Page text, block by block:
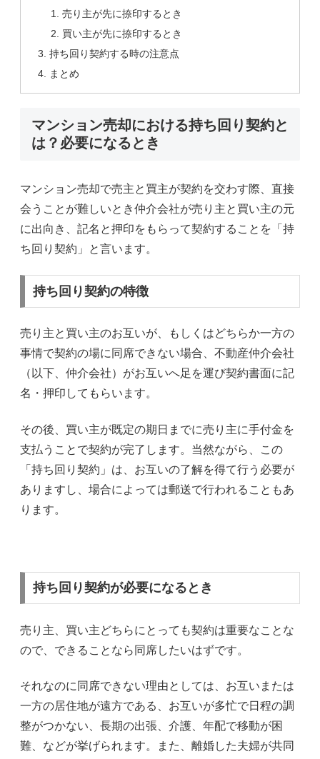
売り主が先に捺印するとき
買い主が先に捺印するとき
持ち回り契約する時の注意点
まとめ
マンション売却における持ち回り契約と
は？必要になるとき
マンション売却で売主と買主が契約を交わす際、直接
会うことが難しいとき仲介会社が売り主と買い主の元
に出向き、記名と押印をもらって契約することを「持
ち回り契約」と言います。
持ち回り契約の特徴
売り主と買い主のお互いが、もしくはどちらか一方の
事情で契約の場に同席できない場合、不動産仲介会社
（以下、仲介会社）がお互いへ足を運び契約書面に記
名・押印してもらいます。
その後、買い主が既定の期日までに売り主に手付金を
支払うことで契約が完了します。当然ながら、この
「持ち回り契約」は、お互いの了解を得て行う必要が
ありますし、場合によっては郵送で行われることもあ
ります。
持ち回り契約が必要になるとき
売り主、買い主どちらにとっても契約は重要なことな
ので、できることなら同席したいはずです。
それなのに同席できない理由としては、お互いまたは
一方の居住地が遠方である、お互いが多忙で日程の調
整がつかない、長期の出張、介護、年配で移動が困
難、などが挙げられます。また、離婚した夫婦が共同